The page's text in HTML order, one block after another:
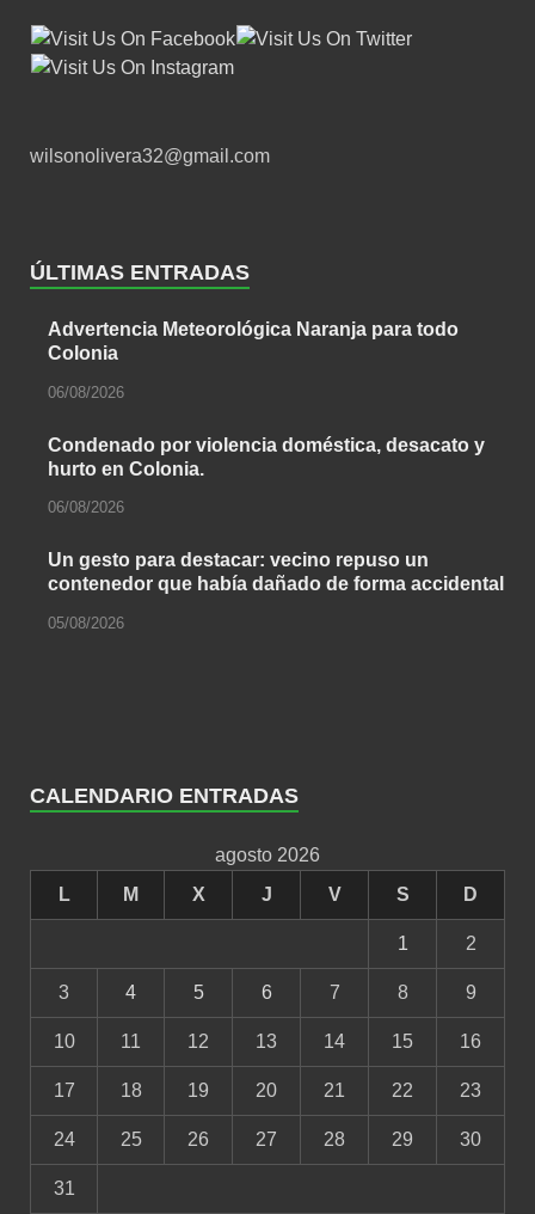
wilsonolivera32@gmail.com
ÚLTIMAS ENTRADAS
Advertencia Meteorológica Naranja para todo
Colonia
06/08/2026
Condenado por violencia doméstica, desacato y
hurto en Colonia.
06/08/2026
Un gesto para destacar: vecino repuso un
contenedor que había dañado de forma accidental
05/08/2026
CALENDARIO ENTRADAS
agosto 2026
L
M X J V S D
1 2
3 4 5 6 7 8 9
10 11 12 13 14 15 16
17 18 19 20 21 22 23
24 25 26 27 28 29 30
31